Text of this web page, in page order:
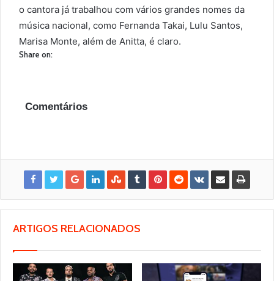
o cantora já trabalhou com vários grandes nomes da
música nacional, como Fernanda Takai, Lulu Santos,
Marisa Monte, além de Anitta, é claro.
Share on:
Comentários
ARTIGOS RELACIONADOS